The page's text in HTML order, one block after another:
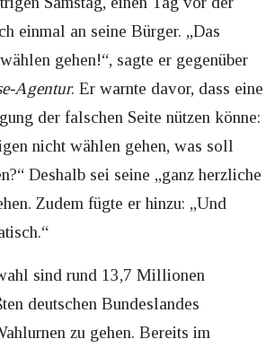
einmal an seine Bürger. „Das
gehen!“, sagte er gegenüber
Agentur. Er warnte davor, dass eine
der falschen Seite nützen könne:
nicht wählen gehen, was soll
Deshalb sei seine „ganz herzliche
Zudem fügte er hinzu: „Und
sind rund 13,7 Millionen
deutschen Bundeslandes
zu gehen. Bereits im